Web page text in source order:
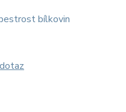
bílkovin